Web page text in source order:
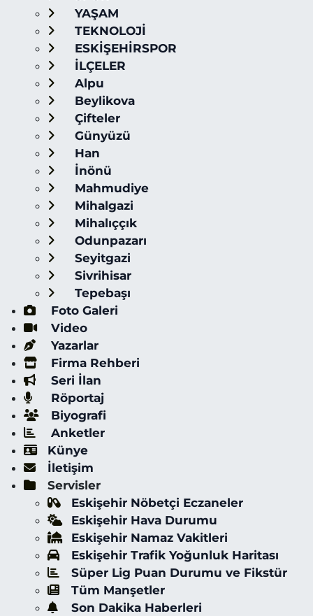
YAŞAM
TEKNOLOJİ
ESKİŞEHİRSPOR
İLÇELER
Alpu
Beylikova
Çifteler
Günyüzü
Han
İnönü
Mahmudiye
Mihalgazi
Mihalıççık
Odunpazarı
Seyitgazi
Sivrihisar
Tepebaşı
Foto Galeri
Video
Yazarlar
Firma Rehberi
Seri İlan
Röportaj
Biyografi
Anketler
Künye
İletişim
Servisler
Eskişehir Nöbetçi Eczaneler
Eskişehir Hava Durumu
Eskişehir Namaz Vakitleri
Eskişehir Trafik Yoğunluk Haritası
Süper Lig Puan Durumu ve Fikstür
Tüm Manşetler
Son Dakika Haberleri